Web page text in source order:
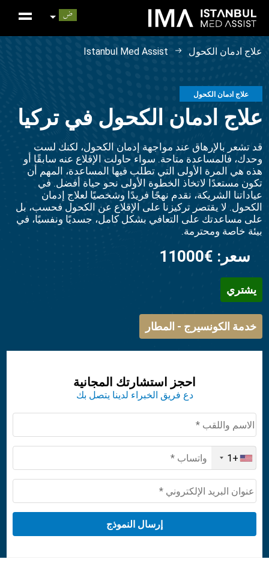
Istanbul Med Assist علاج ادمان الكحول
علاج ادمان الكحول
علاج ادمان الكحول في تركيا
قد تشعر بالإرهاق عند مواجهة إدمان الكحول، لكنك لست
وحدك، فالمساعدة متاحة. سواء حاولت الإقلاع عنه سابقًا أو
هذه هي المرة الأولى التي تطلب فيها المساعدة، المهم أن
تكون مستعدًا لاتخاذ الخطوة الأولى نحو حياة أفضل. في
عياداتنا الشريكة، نقدم نهجًا فريدًا وشخصيًا لعلاج إدمان
الكحول. لا يقتصر تركيزنا على الإقلاع عن الكحول فحسب، بل
على مساعدتك على التعافي بشكل كامل، جسديًا ونفسيًا، في
بيئة خاصة ومحترمة.
سعر: €11000
يشتري
خدمة الكونسيرج - المطار
احجز استشارتك المجانية
دع فريق الخبراء لدينا يتصل بك
United
States
+1
+1